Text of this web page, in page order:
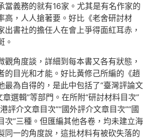
當義務的就有16家。尤其是有名作家的
高，人人搶著要。好比《老舍研討材
出書社的擔任人在會上爭得面紅耳赤，
。
觀角度談，詳細到每本書又各有狀態，
的目光和才能。好比黃修己所編的《趙
最為自得的，是此中包括了“臺灣評論文
章選輯”等部門。在所附“研討材料目次”
評介文章目次”“國外評介文章目次”“國
次”三種。但匯編其他各卷，均未建立海
同一的角度說，這批材料有被砍失落的